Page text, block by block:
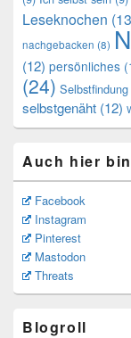
Leseknochen
nachgebacken (8)
(12) persönliches
(24) Selbstfindung
selbstgenäht (12)
Auch hier
Facebook
Instagram
Pinterest
Mastodon
Threats
Blogroll